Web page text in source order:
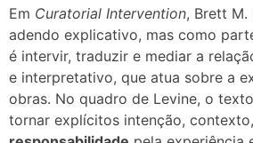
Em Curatorial Intervention, Brett
adendo explicativo, mas como
é intervir, traduzir e mediar a
e interpretativo, que atua sobre a
obras. No quadro de Levine, o
tornar explícitos intenção,